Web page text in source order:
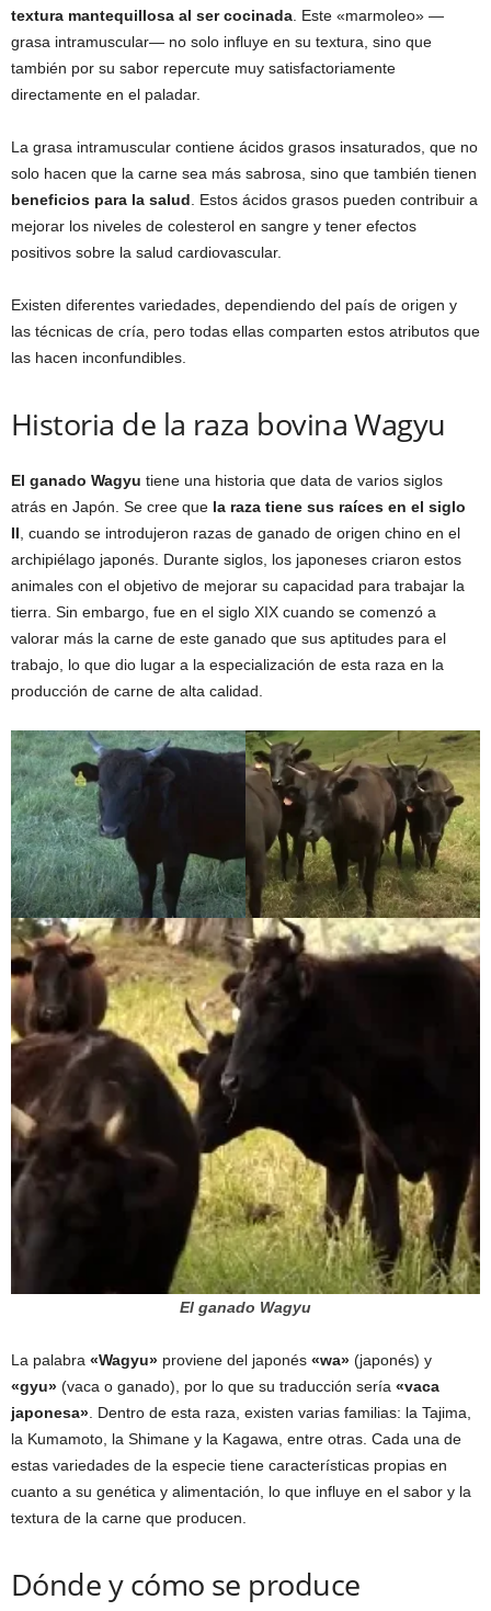
textura mantequillosa al ser cocinada . Este «marmoleo» —
grasa intramuscular— no solo influye en su textura, sino que
también por su sabor repercute muy satisfactoriamente
directamente en el paladar.
La grasa intramuscular contiene ácidos grasos insaturados, que no
solo hacen que la carne sea más sabrosa, sino que también tienen
beneficios para la salud . Estos ácidos grasos pueden contribuir a
mejorar los niveles de colesterol en sangre y tener efectos
positivos sobre la salud cardiovascular.
Existen diferentes variedades, dependiendo del país de origen y
las técnicas de cría, pero todas ellas comparten estos atributos que
las hacen inconfundibles.
Historia de la raza bovina Wagyu
El ganado Wagyu tiene una historia que data de varios siglos
atrás en Japón. Se cree que la raza tiene sus raíces en el siglo
II , cuando se introdujeron razas de ganado de origen chino en el
archipiélago japonés. Durante siglos, los japoneses criaron estos
animales con el objetivo de mejorar su capacidad para trabajar la
tierra. Sin embargo, fue en el siglo XIX cuando se comenzó a
valorar más la carne de este ganado que sus aptitudes para el
trabajo, lo que dio lugar a la especialización de esta raza en la
producción de carne de alta calidad.
El ganado Wagyu
La palabra «Wagyu» proviene del japonés «wa» (japonés) y
«gyu» (vaca o ganado), por lo que su traducción sería «vaca
japonesa» . Dentro de esta raza, existen varias familias: la Tajima,
la Kumamoto, la Shimane y la Kagawa, entre otras. Cada una de
estas variedades de la especie tiene características propias en
cuanto a su genética y alimentación, lo que influye en el sabor y la
textura de la carne que producen.
Dónde y cómo se produce